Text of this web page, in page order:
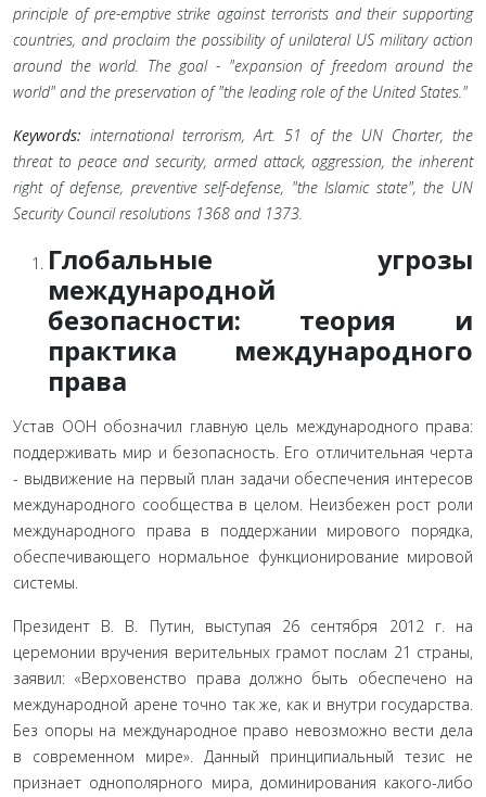
principle of pre-emptive strike against terrorists and their sup­porting
countries, and proclaim the possibility of unilateral US military action
around the world. The goal - "expansion of freedom around the
world" and the preservation of "the leading role of the United States."
Keywords: international terrorism, Art. 51 of the UN Charter, the
threat to peace and security, armed attack, aggression, the inherent
right of defense, preventive self-defense, "the Islamic state", the UN
Security Council resolutions 1368 and 1373.
Глобальные угрозы
международной
безопасности: теория и
практика международного
права
Устав ООН обозначил главную цель международного права:
поддерживать мир и безопасность. Его отличительная черта
- выдвижение на первый план задачи обеспечения инте­ресов
международного сообщества в целом. Неизбежен рост роли
международного права в поддержании мирового поряд­ка,
обеспечивающего нормальное функционирование миро­вой
системы.
Президент В. В. Путин, выступая 26 сентября 2012 г. на
церемонии вручения верительных грамот послам 21 страны,
заявил: «Верховенство права должно быть обеспечено на
меж­дународной арене точно так же, как и внутри государства.
Без опоры на международное право невозможно вести дела
в со­временном мире». Данный принципиальный тезис не
призна­ет однополярного мира, доминирования какого-либо